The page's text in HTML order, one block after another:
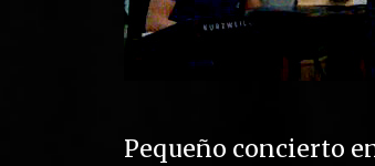
Pequeño concierto